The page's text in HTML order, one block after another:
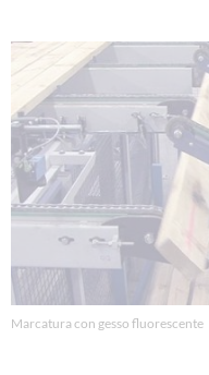
Marcatura con gesso fluorescente